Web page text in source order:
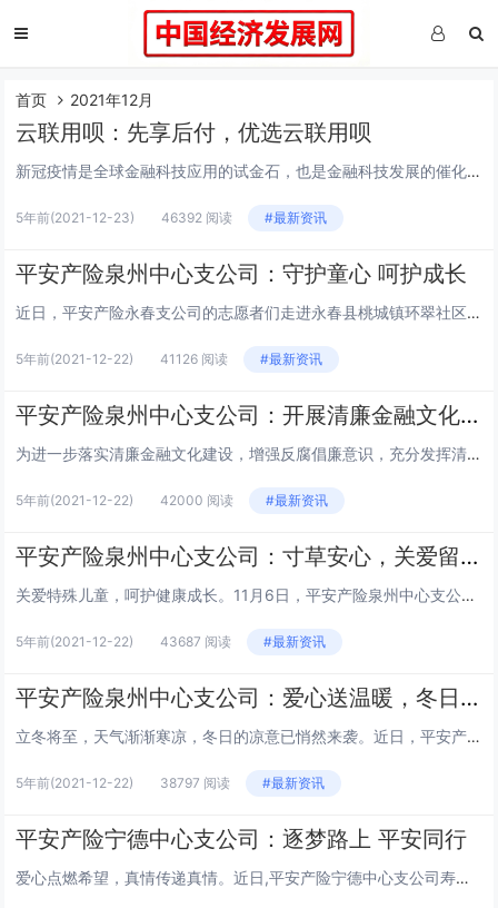
首页 2021年12月
云联用呗：先享后付，优选云联用呗
新冠疫情是全球金融科技应用的试金石，也是金融科技发展的催化剂。上世纪50年代美国在战后经济复苏之际，诞生了信用卡。疫情之下，数字时代的新兴支付工具一一“先享后付”产品在全球各国快速崛起，一波不弱于当年推广信用卡的财富浪潮正在袭来，普通人迎来...
5年前(2021-12-23) 46392 阅读 #最新资讯
平安产险泉州中心支公司：守护童心 呵护成长
近日，平安产险永春支公司的志愿者们走进永春县桃城镇环翠社区开展主题为“守护童心、爱心助学”的关爱乡村儿童的爱心公益活动。在村干部的带领下，志愿者们一家家走访、慰问当地的困难儿童，为他们送去牛奶，还有台灯等学习用品。“这家孩子现在12岁，读四...
5年前(2021-12-22) 41126 阅读 #最新资讯
平安产险泉州中心支公司：开展清廉金融文化儿童绘画活动
为进一步落实清廉金融文化建设，增强反腐倡廉意识，充分发挥清廉金融文化在反腐倡廉中的重要地位和作用，12月13日-21日期间，平安产险泉州、晋江中心支公司共同举办了清廉金融文化儿童绘画活动。据悉，本次活动主要邀请全公司员工的子女以“清廉金融文...
5年前(2021-12-22) 42000 阅读 #最新资讯
平安产险泉州中心支公司：寸草安心，关爱留守儿童
关爱特殊儿童，呵护健康成长。11月6日，平安产险泉州中心支公司组织爱心志愿者带着精心准备的学习用品，以及大米、食用油等生活必需品来到安溪县官桥镇新春村“爱心妈妈之家”，看望生活在那里的孤儿以及那些重大疾病家庭的孩子们。“把妈妈的心和妈妈的爱...
5年前(2021-12-22) 43687 阅读 #最新资讯
平安产险泉州中心支公司：爱心送温暖，冬日暖心田
立冬将至，天气渐渐寒凉，冬日的凉意已悄然来袭。近日，平安产险泉州中心支公司联合洪梅镇镇政府扶贫办，共同走进洪梅镇残疾人、困难老人家中，为送上冬日御寒棉被、被单和油粮面等慰问品。绕过蜿蜒狭小的山路，一行人来到了慰问的第一户家庭。“平安保险献爱...
5年前(2021-12-22) 38797 阅读 #最新资讯
平安产险宁德中心支公司：逐梦路上 平安同行
爱心点燃希望，真情传递真情。近日,平安产险宁德中心支公司寿宁营销服务部爱心志愿者携手寿宁县教育局走进寿宁县犀溪中学，开展“逐梦路上，平安同行”爱心书包捐赠公益活动，二十余个书包化为爱心汇聚成一股暖流，让山区学生感受到平安志愿者的浓浓暖意。少...